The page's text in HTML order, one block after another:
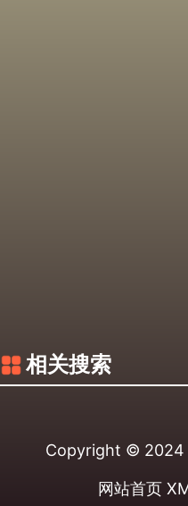
相关搜索
Copyright © 2024
网站首页